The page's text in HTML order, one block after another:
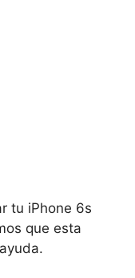
tu iPhone 6s
que esta